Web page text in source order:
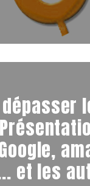
et les